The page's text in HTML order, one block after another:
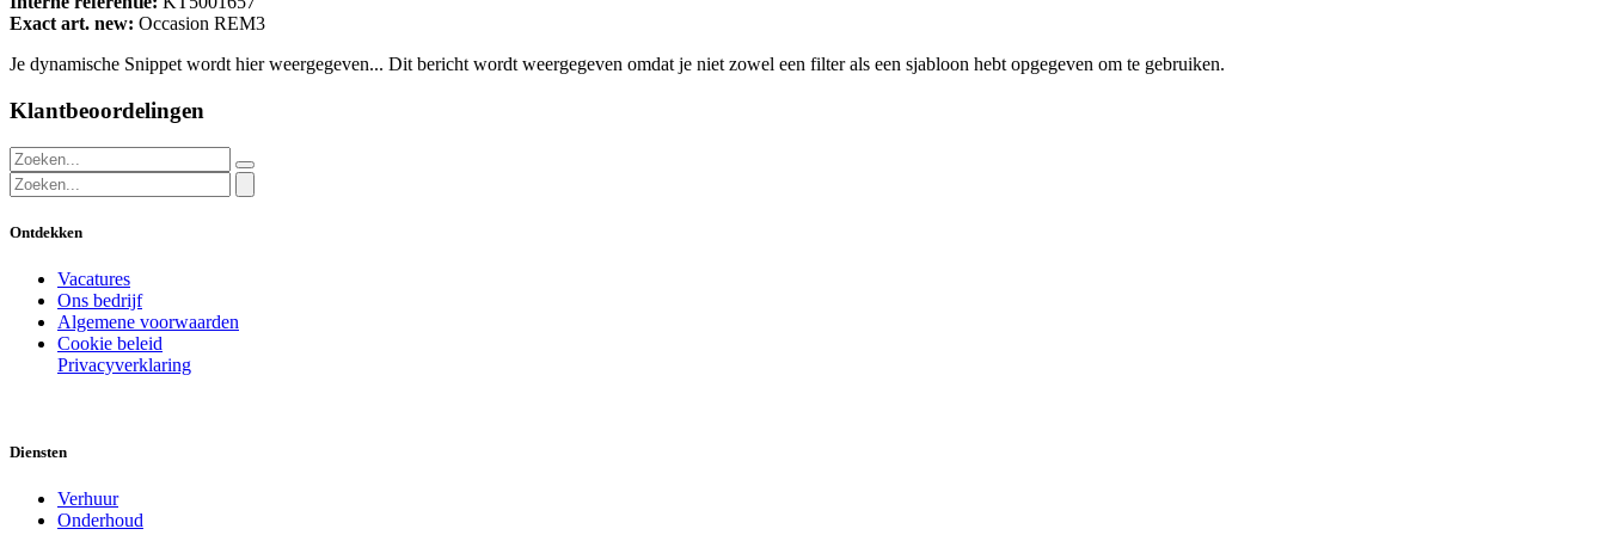
Exact art. new: Occasion REM3
Je dynamische Snippet wordt hier weergegeven... Dit bericht wordt weergegeven omdat je niet zowel een filter als een sjabloon hebt opgegeven om te gebruiken.
Klantbeoordelingen
Ontdekken
Vacatures
Ons bedrijf
Algemene voorwaarden
Cookie beleid
Privacyverklaring
Diensten
Verhuur
Onderhoud